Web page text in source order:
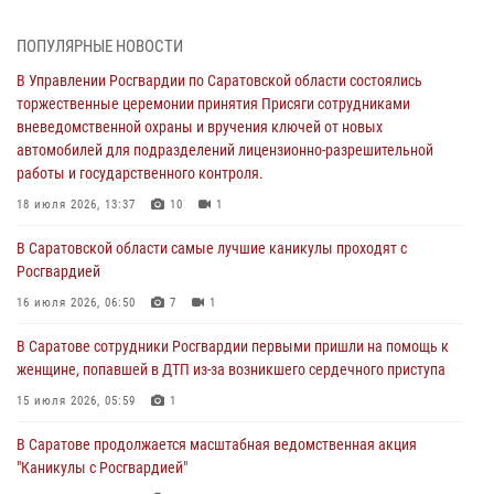
В Саратовской области самые лучшие каникулы проходят с
Росгвардией
16 июля 2026, 06:50 7 1
В Саратове сотрудники Росгвардии первыми пришли на помощь к
женщине, попавшей в ДТП из-за возникшего сердечного приступа
В Саратове продолжается масштабная ведомственная акция
"Каникулы с Росгвардией"
В Саратовской области при содействии спецназа Росгвардии
задержан подозреваемый в незаконном обороте наркотиков
В Саратове для семей военнослужащих и сотрудников Росгвардии
ПОПУЛЯРНЫЕ НОВОСТИ
В Управлении Росгвардии по Саратовской области состоялись
торжественные церемонии принятия Присяги сотрудниками
вневедомственной охраны и вручения ключей от новых
автомобилей для подразделений лицензионно-разрешительной
работы и государственного контроля.
18 июля 2026, 13:37 10 1
В Саратовской области самые лучшие каникулы проходят с
Росгвардией
16 июля 2026, 06:50 7 1
В Саратове сотрудники Росгвардии первыми пришли на помощь к
женщине, попавшей в ДТП из-за возникшего сердечного приступа
15 июля 2026, 05:59 1
В Саратове продолжается масштабная ведомственная акция
"Каникулы с Росгвардией"